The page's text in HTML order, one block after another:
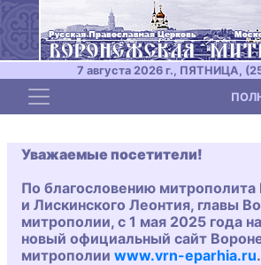
7 августа 2026 г., ПЯТНИЦА,
Toggle navigation
Уважаемые посетители!
По благословению митрополита
и Лискинского Леонтия, главы
митрополии, с 1 мая 2025 года
новый официальный сайт
митрополии www.vrn-eparhia.ru.